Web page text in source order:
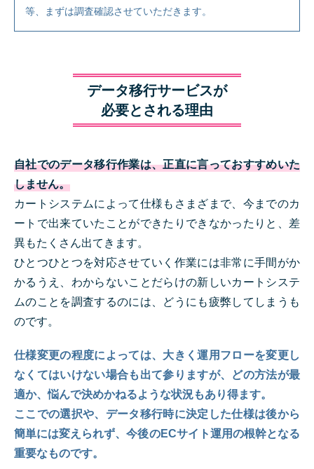
等、まずは調査確認させていただきます。
データ移行サービスが
必要とされる理由
自社でのデータ移行作業は、正直に言っておすすめいた
しません。
カートシステムによって仕様もさまざまで、今までのカ
ートで出来ていたことができたりできなかったりと、差
異もたくさん出てきます。
ひとつひとつを対応させていく作業には非常に手間がか
かるうえ、わからないことだらけの新しいカートシステ
ムのことを調査するのには、どうにも疲弊してしまうも
のです。
仕様変更の程度によっては、大きく運用フローを変更し
なくてはいけない場合も出て参りますが、どの方法が最
適か、悩んで決めかねるような状況もあり得ます。
ここでの選択や、データ移行時に決定した仕様は後から
簡単には変えられず、今後のECサイト運用の根幹となる
重要なものです。